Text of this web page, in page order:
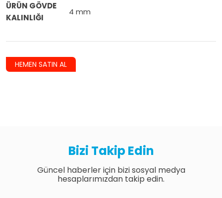
ÜRÜN GÖVDE
KALINLIĞI
4 mm
HEMEN SATIN AL
Bizi Takip Edin
Güncel haberler için bizi sosyal medya
hesaplarımızdan takip edin.